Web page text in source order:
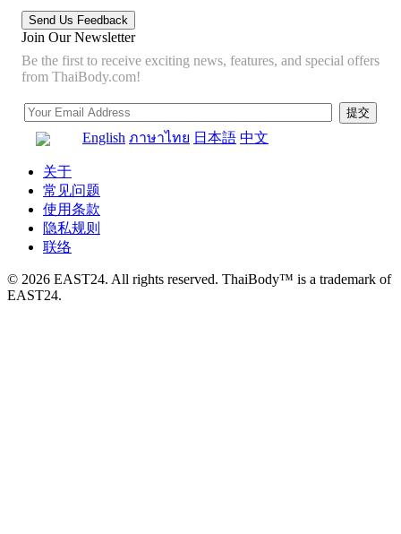
Join Our Newsletter
Be the first to receive exciting news, features, and special offers
from ThaiBody.com!
English ภาษาไทย 日本語 中文
关于
常见问题
使用条款
隐私规则
联络
© 2026 EAST24. All rights reserved. ThaiBody™ is a trademark of
EAST24.